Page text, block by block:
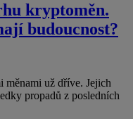
kryptoměn.
budoucnost?
už dříve. Jejich
propadů z posledních